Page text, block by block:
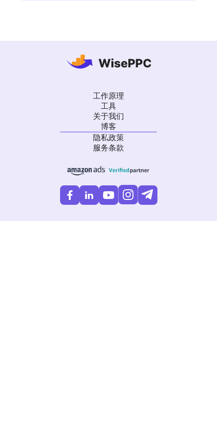
工作原理
工具
关于我们
博客
隐私政策
服务条款